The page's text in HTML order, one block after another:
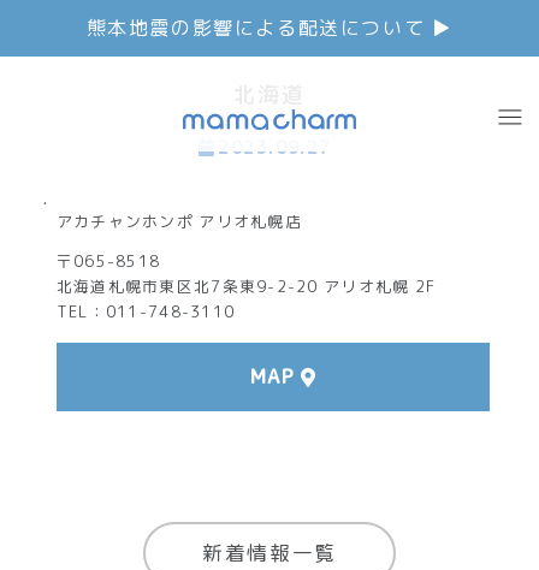
熊本地震の影響による配送について ▶︎
2023.09.27
アカチャンホンポ アリオ札幌店
〒065-8518
北海道札幌市東区北7条東9-2-20 アリオ札幌 2F
TEL：011-748-3110
MAP
新着情報一覧